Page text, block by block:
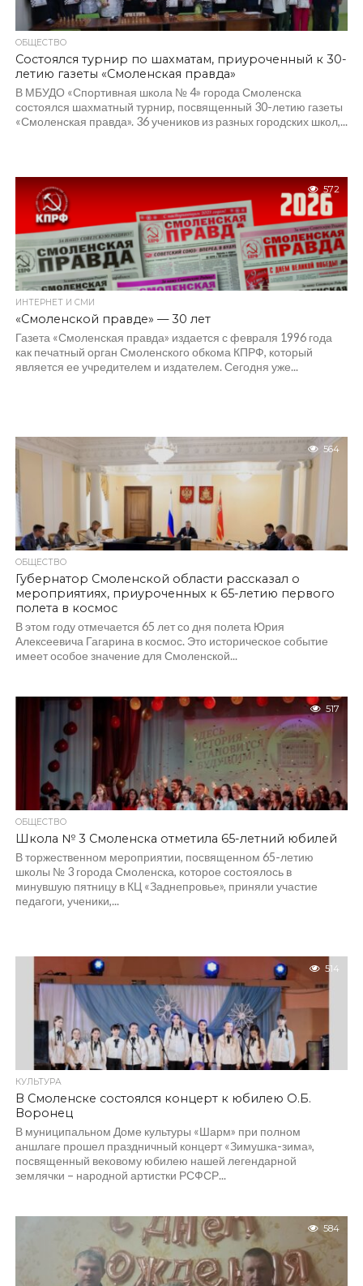
ОБЩЕСТВО
Состоялся турнир по шахматам, приуроченный к 30-
летию газеты «Смоленская правда»
В МБУДО «Спортивная школа № 4» города Смоленска
состоялся шахматный турнир, посвященный 30-летию газеты
«Смоленская правда». 36 учеников из разных городских школ,...
572
ИНТЕРНЕТ И СМИ
«Смоленской правде» — 30 лет
Газета «Смоленская правда» издается с февраля 1996 года
как печатный орган Смоленского обкома КПРФ, который
является ее учредителем и издателем. Сегодня уже...
564
ОБЩЕСТВО
Губернатор Смоленской области рассказал о
мероприятиях, приуроченных к 65-летию первого
полета в космос
В этом году отмечается 65 лет со дня полета Юрия
Алексеевича Гагарина в космос. Это историческое событие
имеет особое значение для Смоленской...
517
ОБЩЕСТВО
Школа № 3 Смоленска отметила 65-летний юбилей
В торжественном мероприятии, посвященном 65-летию
школы № 3 города Смоленска, которое состоялось в
минувшую пятницу в КЦ «Заднепровье», приняли участие
педагоги, ученики,...
514
КУЛЬТУРА
В Смоленске состоялся концерт к юбилею О.Б.
Воронец
В муниципальном Доме культуры «Шарм» при полном
аншлаге прошел праздничный концерт «Зимушка-зима»,
посвященный вековому юбилею нашей легендарной
землячки – народной артистки РСФСР...
584